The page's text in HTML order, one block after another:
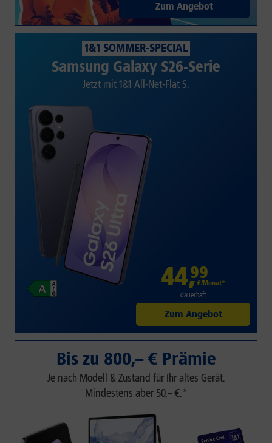
Zum Angebot
1&1 SOMMER-SPECIAL
Samsung Galaxy S26-Serie
Jetzt mit 1&1 All-Net-Flat S.
44,99
€/Monat*
dauerhaft
Zum Angebot
Bis zu 800,– € Prämie
Je nach Modell & Zustand für Ihr altes Gerät.
Mindestens aber 50,– €.*